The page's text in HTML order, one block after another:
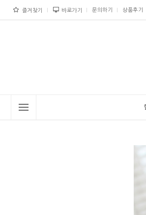
즐겨찾기 바로가기 문의하기 상품후기